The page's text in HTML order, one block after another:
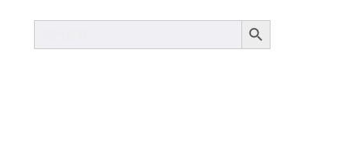
SEARCH
SEARCH BUTTON